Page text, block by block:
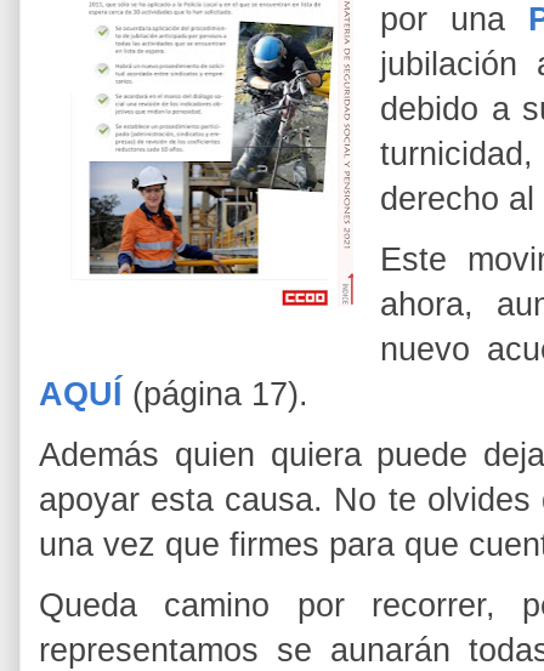
por una
jubilación
debido a
derecho
Este
ahora,
nuevo
AQUÍ (página 17).
Además quien quiera puede
apoyar esta causa. No te
una vez que firmes para que
Queda camino por
representamos se aunarán